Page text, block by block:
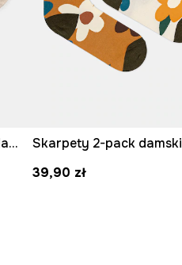
Skarpety stopki 3-pack damskie z bawełną
39,90 zł